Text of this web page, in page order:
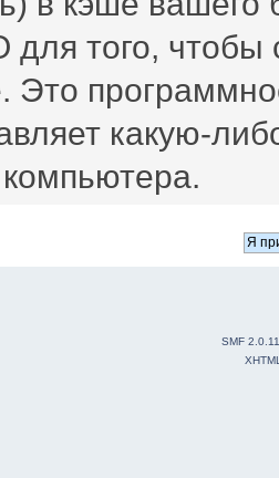
того, чтобы
Это
какую-
SMF 2.0.11